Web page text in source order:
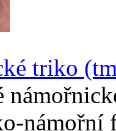
triko